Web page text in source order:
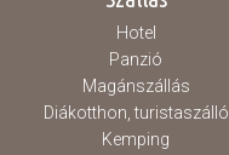
Hotel
Panzió
Magánszállás
Diákotthon, turistaszálló
Kemping